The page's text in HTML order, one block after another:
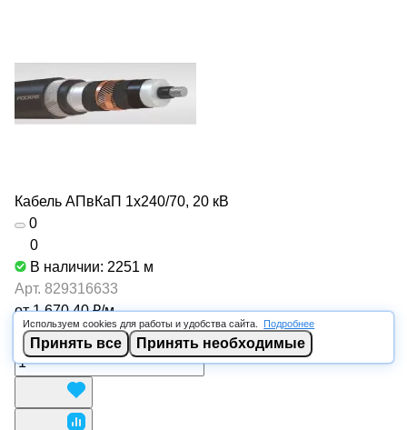
Кабель АПвКаП 1х240/70, 20 кВ
0
0
В наличии: 2251 м
Арт. 829316633
от 1 670.40 ₽/м
В корзину
Используем cookies для работы и удобства сайта. Подробнее
Принять все Принять необходимые